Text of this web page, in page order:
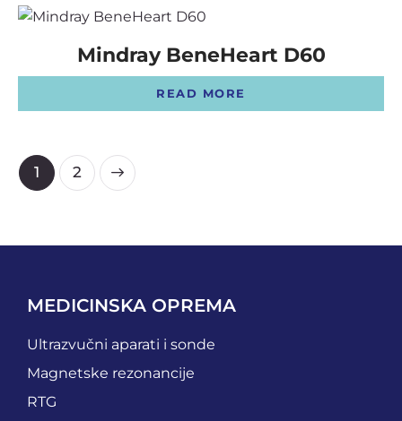
Mindray BeneHeart D60
READ MORE
1 2
MEDICINSKA OPREMA
Ultrazvučni aparati i sonde
Magnetske rezonancije
RTG